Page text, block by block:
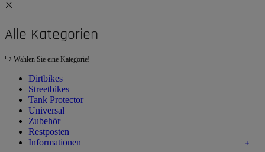
Alle Kategorien
Wählen Sie eine Kategorie!
Dirtbikes
Streetbikes
Tank Protector
Universal
Zubehör
Restposten
Informationen